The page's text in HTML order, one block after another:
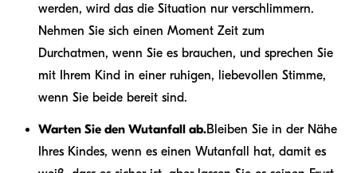
werden, wird das die Situation nur verschlimmern.
Nehmen Sie sich einen Moment Zeit zum
Durchatmen, wenn Sie es brauchen, und sprechen Sie
mit Ihrem Kind in einer ruhigen, liebevollen Stimme,
wenn Sie beide bereit sind.
Warten Sie den Wutanfall ab.Bleiben Sie in der Nähe
Ihres Kindes, wenn es einen Wutanfall hat, damit es